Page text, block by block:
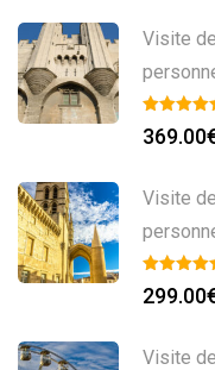
Visite
369.00
Visite
299.00
Visite